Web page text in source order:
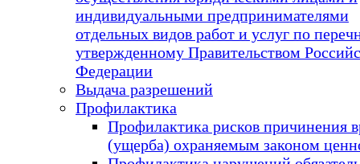
индивидуальными предпринимателями
отдельных видов работ и услуг по
утвержденному Правительством
Федерации
Выдача разрешений
Профилактика
Профилактика рисков причинения
(ущерба) охраняемым законом